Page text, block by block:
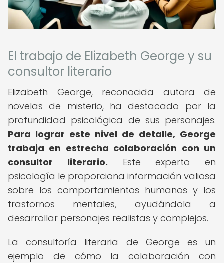
El trabajo de Elizabeth George y su
consultor literario
Elizabeth George, reconocida autora de
novelas de misterio, ha destacado por la
profundidad psicológica de sus personajes.
Para lograr este nivel de detalle, George
trabaja en estrecha colaboración con un
consultor literario. Este experto en
psicología le proporciona información valiosa
sobre los comportamientos humanos y los
trastornos mentales, ayudándola a
desarrollar personajes realistas y complejos.
La consultoría literaria de George es un
ejemplo de cómo la colaboración con